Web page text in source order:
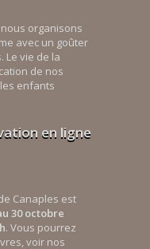
organisons
avec un goûter
Le vie de la
de nos
enfants
en ligne
Canaples est
30 octobre
. Vous pourrez
voir nos